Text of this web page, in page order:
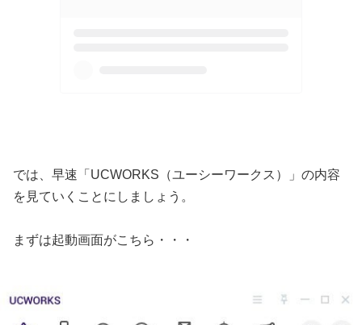
では、早速「UCWORKS（ユーシーワークス）」の内容
を見ていくことにしましょう。
まずは起動画面がこちら・・・